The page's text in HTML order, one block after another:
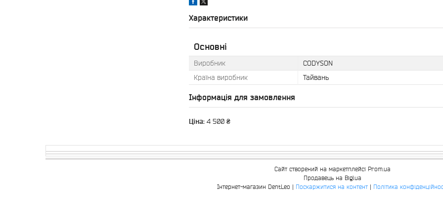
Характеристики
Основні
Виробник
CODYSON
Країна виробник
Тайвань
Інформація для замовлення
Ціна: 4 500 ₴
Сайт створений на маркетплейсі Prom.ua
Продавець на Bigl.ua
Інтернет-магазин DentLeo | Поскаржитися на контент | Політика